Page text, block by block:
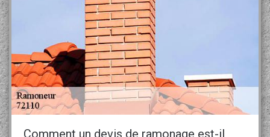
Comment un devis de ramonage est-il